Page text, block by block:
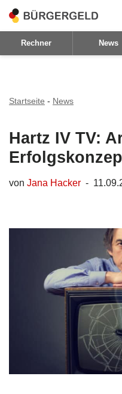
Zum
Inhalt
Rechner News
Startseite - News
Hartz IV TV:
von Jana Hacker